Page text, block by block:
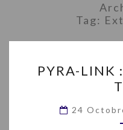
Tag:
PYRA-LINK
24